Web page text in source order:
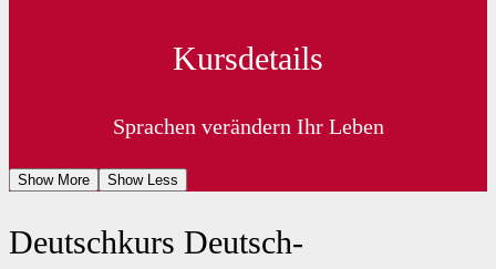
Kursdetails
Sprachen verändern Ihr Leben
Show More Show Less
Deutschkurs Deutsch-